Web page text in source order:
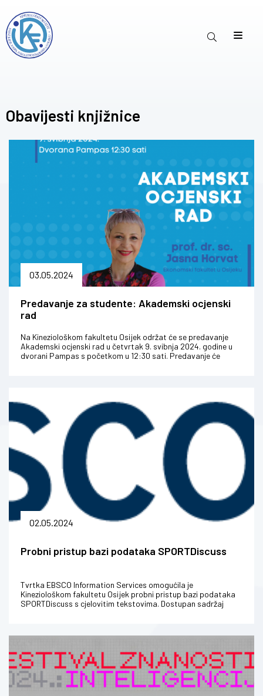
Obavijesti knjižnice
03.05.2024
Predavanje za studente: Akademski ocjenski
rad
Na Kineziološkom fakultetu Osijek održat će se predavanje
Akademski ocjenski rad u četvrtak 9. svibnja 2024. godine u
dvorani Pampas s početkom u 12:30 sati. Predavanje će
02.05.2024
Probni pristup bazi podataka SPORTDiscuss
Tvrtka EBSCO Information Services omogućila je
Kineziološkom fakultetu Osijek probni pristup bazi podataka
SPORTDiscuss s cjelovitim tekstovima. Dostupan sadržaj